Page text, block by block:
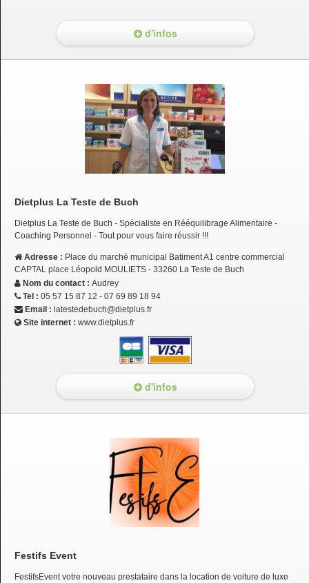
d'infos
Dietplus La Teste de Buch
Dietplus La Teste de Buch - Spécialiste en Rééquilibrage Alimentaire -
Coaching Personnel - Tout pour vous faire réussir !!!
Adresse : Place du marché municipal Batiment A1 centre commercial
CAPTAL place Léopold MOULIETS - 33260 La Teste de Buch
Nom du contact : Audrey
Tel : 05 57 15 87 12 - 07 69 89 18 94
Email : latestedebuch@dietplus.fr
Site internet : www.dietplus.fr
d'infos
Festifs Event
FestifsEvent votre nouveau prestataire dans la location de voiture de luxe